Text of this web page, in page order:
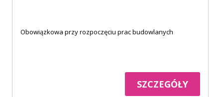
Obowiązkowa przy rozpoczęciu prac budowlanych
SZCZEGÓŁY